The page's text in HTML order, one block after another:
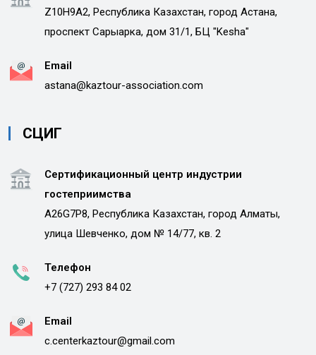
Z10H9A2, Республика Казахстан, город Астана,
проспект Сарыарка, дом 31/1, БЦ "Kesha"
Email
astana@kaztour-association.com
СЦИГ
Сертификационный центр индустрии
гостеприимства
A26G7P8, Республика Казахстан, город Алматы,
улица Шевченко, дом № 14/77, кв. 2
Телефон
+7 (727) 293 84 02
Email
c.centerkaztour@gmail.com